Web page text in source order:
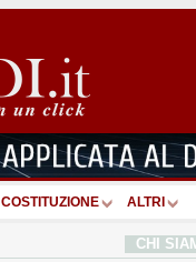
COSTITUZIONE ALTRI
CHI